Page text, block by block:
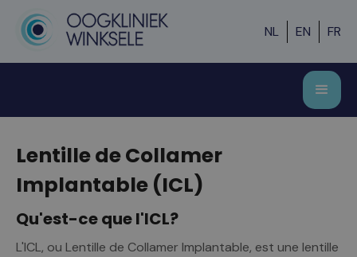
NL EN FR
Lentille de Collamer
Implantable (ICL)
Qu'est-ce que l'ICL?
L'ICL, ou Lentille de Collamer Implantable, est une lentille